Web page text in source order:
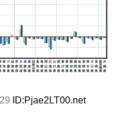
ID:Pjae2LT00.net